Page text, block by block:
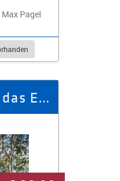
Pagel
Kinder-Jahreskarte für das Elefantenreservat Erlebnispark